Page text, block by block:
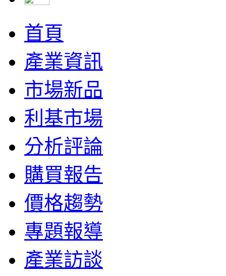
首頁
產業資訊
市場新品
利基市場
分析評論
購買報告
價格趨勢
專題報導
產業訪談